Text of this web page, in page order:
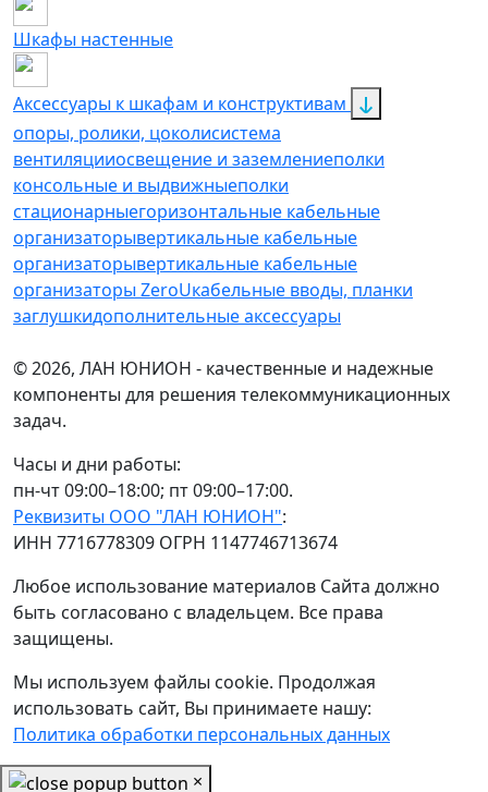
Шкафы настенные
Аксессуары к шкафам и конструктивам
опоры, ролики, цоколиcистема
вентиляцииосвещение и заземлениеполки
консольные и выдвижныеполки
стационарныегоризонтальные кабельные
организаторывертикальные кабельные
организаторывертикальные кабельные
организаторы ZeroUкабельные вводы, планки
заглушкидополнительные аксессуары
© 2026, ЛАН ЮНИОН - качественные и надежные
компоненты для решения телекоммуникационных
задач.
Часы и дни работы:
пн-чт 09:00–18:00; пт 09:00–17:00.
Реквизиты ООО "ЛАН ЮНИОН":
ИНН 7716778309 ОГРН 1147746713674
Любое использование материалов Сайта должно
быть согласовано с владельцем. Все права
защищены.
Мы используем файлы cookie. Продолжая
использовать сайт, Вы принимаете нашу:
Политика обработки персональных данных
×